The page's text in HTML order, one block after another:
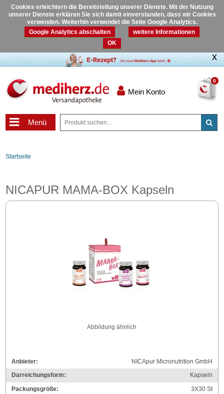
Cookies erleichtern die Bereitstellung unserer Dienste. Mit der Nutzung
unserer Dienste erklären Sie sich damit einverstanden, dass wir Cookies
verwenden. Weiterhin verwendet die Seite Google Analytics.
Google Analytics abschalten
weitere Informationen
OK
0
Mein Konto
Menü
Startseite
NICAPUR MAMA-BOX Kapseln
Abbildung ähnlich
Anbieter:
NICApur Micronutrition GmbH
Darreichungsform:
Kapseln
Packungsgröße:
3X30St